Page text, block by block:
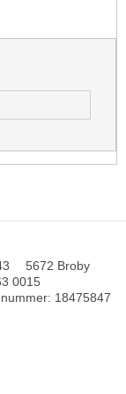
5672 Broby
0015
: 18475847